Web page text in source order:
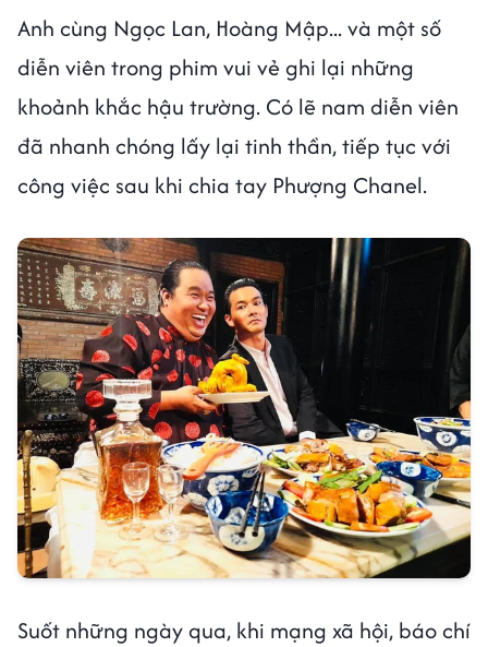
Anh cùng Ngọc Lan, Hoàng Mập... và một số
diễn viên trong phim vui vẻ ghi lại những
khoảnh khắc hậu trường. Có lẽ nam diễn viên
đã nhanh chóng lấy lại tinh thần, tiếp tục với
công việc sau khi chia tay Phượng Chanel.
Suốt những ngày qua, khi mạng xã hội, báo chí